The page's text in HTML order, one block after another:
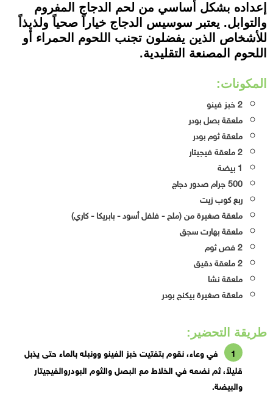
إعداده بشكل أساسي من لحم الدجاج المفروم
والتوابل. يعتبر سوسيس الدجاج خياراً صحياً ولذيذاً
للأشخاص الذين يفضلون تجنب اللحوم الحمراء أو
اللحوم المصنعة التقليدية.
المكونات:
2 خبز فينو
ملعقة بصل بودر
ملعقة ثوم بودر
2 ملعقة فيجيتار
1 بيضة
500 جرام صدور دجاج
ربع كوب زيت
ملعقة صغيرة من (ملح - فلفل أسود - بابريكا - كاري)
ملعقة بهارت سجق
2 فص ثوم
2 ملعقة دقيق
ملعقة نشا
ملعقة صغيرة بيكنج بودر
طريقة التحضير:
في وعاء، نقوم بتفتيت خبز الفينو وونبله بالماء حتى يذبل
قليلاً، ثم نضعه في الخلاط مع البصل والثوم البودروالفيجيتار
والبيضة.